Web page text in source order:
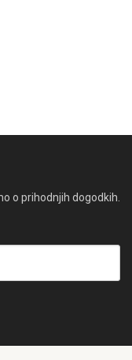
o prihodnjih dogodkih.